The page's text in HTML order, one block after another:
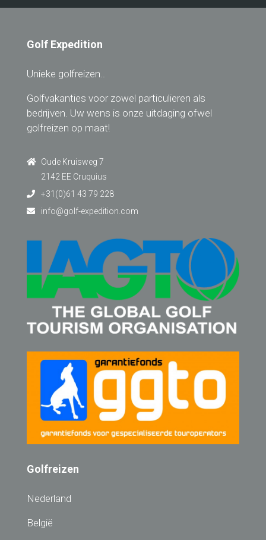
Golf Expedition
Unieke golfreizen..
Golfvakanties voor zowel particulieren als
bedrijven. Uw wens is onze uitdaging ofwel
golfreizen op maat!
Oude Kruisweg 7
2142 EE Cruquius
+31(0)61 43 79 228
info@golf-expedition.com
Golfreizen
Nederland
België